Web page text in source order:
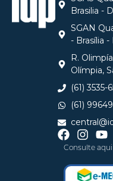
Brasilia -
SGAN
- Brasília
R.
Olímpia,
(61)
(61)
Consulte